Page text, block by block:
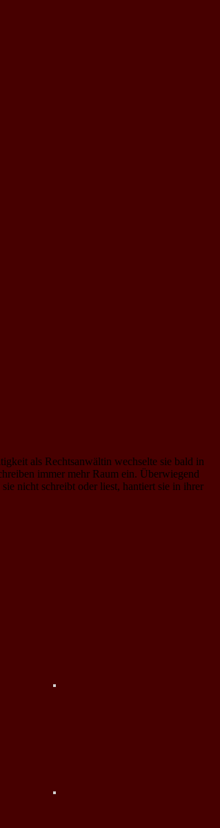
als Rechtsanwältin wechselte sie bald in
immer mehr Raum ein. Überwiegend
nicht schreibt oder liest, hantiert sie in ihrer